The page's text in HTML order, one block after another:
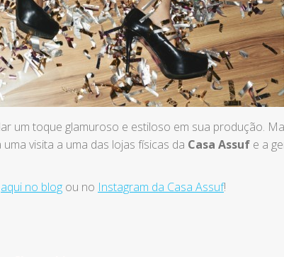
um toque glamuroso e estiloso em sua produção.
visita a uma das lojas físicas da Casa Assuf e a
aqui no blog ou no Instagram da Casa Assuf!